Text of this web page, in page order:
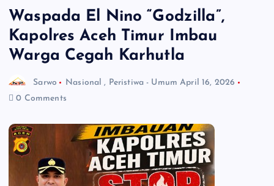
Waspada El Nino “Godzilla”,
Kapolres Aceh Timur Imbau
Warga Cegah Karhutla
Sarwo Nasional , Peristiwa - Umum April 16, 2026
0 Comments